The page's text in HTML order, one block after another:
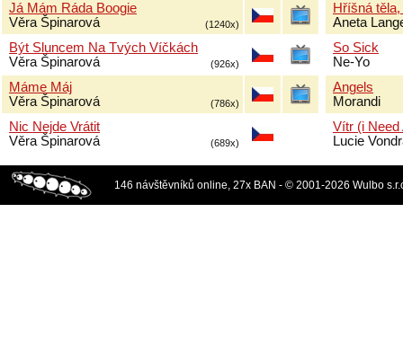
Já Mám Ráda Boogie
Věra Špinarová
(1240x)
Být Sluncem Na Tvých Víčkách
Věra Špinarová
(926x)
Máme Máj
Věra Špinarová
(786x)
Nic Nejde Vrátit
Věra Špinarová
(689x)
Hříšná
Aneta
So Sick
Ne-Yo
Angels
Morandi
Vítr (i Need
Lucie
146 návštěvníků online, 27x BAN - © 2001-2026 Wulbo